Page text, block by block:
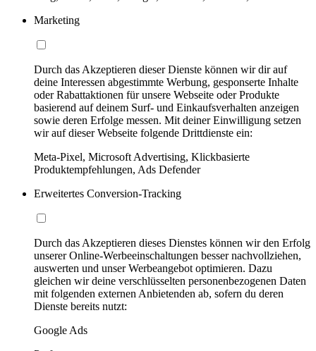
Marketing
Durch das Akzeptieren dieser Dienste können wir dir auf
deine Interessen abgestimmte Werbung, gesponserte Inhalte
oder Rabattaktionen für unsere Webseite oder Produkte
basierend auf deinem Surf- und Einkaufsverhalten anzeigen
sowie deren Erfolge messen. Mit deiner Einwilligung setzen
wir auf dieser Webseite folgende Drittdienste ein:
Meta-Pixel, Microsoft Advertising, Klickbasierte
Produktempfehlungen, Ads Defender
Erweitertes Conversion-Tracking
Durch das Akzeptieren dieses Dienstes können wir den Erfolg
unserer Online-Werbeeinschaltungen besser nachvollziehen,
auswerten und unser Werbeangebot optimieren. Dazu
gleichen wir deine verschlüsselten personenbezogenen Daten
mit folgenden externen Anbietenden ab, sofern du deren
Dienste bereits nutzt:
Google Ads